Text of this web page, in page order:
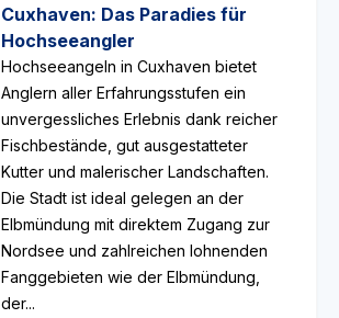
Cuxhaven: Das Paradies für
Hochseeangler
Hochseeangeln in Cuxhaven bietet
Anglern aller Erfahrungsstufen ein
unvergessliches Erlebnis dank reicher
Fischbestände, gut ausgestatteter
Kutter und malerischer Landschaften.
Die Stadt ist ideal gelegen an der
Elbmündung mit direktem Zugang zur
Nordsee und zahlreichen lohnenden
Fanggebieten wie der Elbmündung,
der...